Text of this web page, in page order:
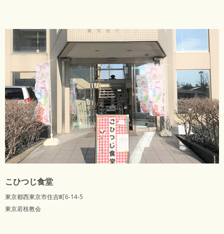
こひつじ食堂
東京都西東京市住吉町6-14-5
東京若枝教会